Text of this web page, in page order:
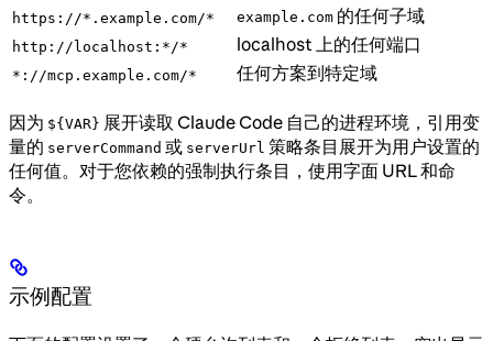
https://*.example.com/* example.com 的任何子域
http://localhost:*/* localhost 上的任何端口
*://mcp.example.com/* 任何方案到特定域
因为 ${VAR} 展开读取 Claude Code 自己的进程环境，引用变
量的 serverCommand 或 serverUrl 策略条目展开为用户设置的
任何值。对于您依赖的强制执行条目，使用字面 URL 和命
令。
示例配置